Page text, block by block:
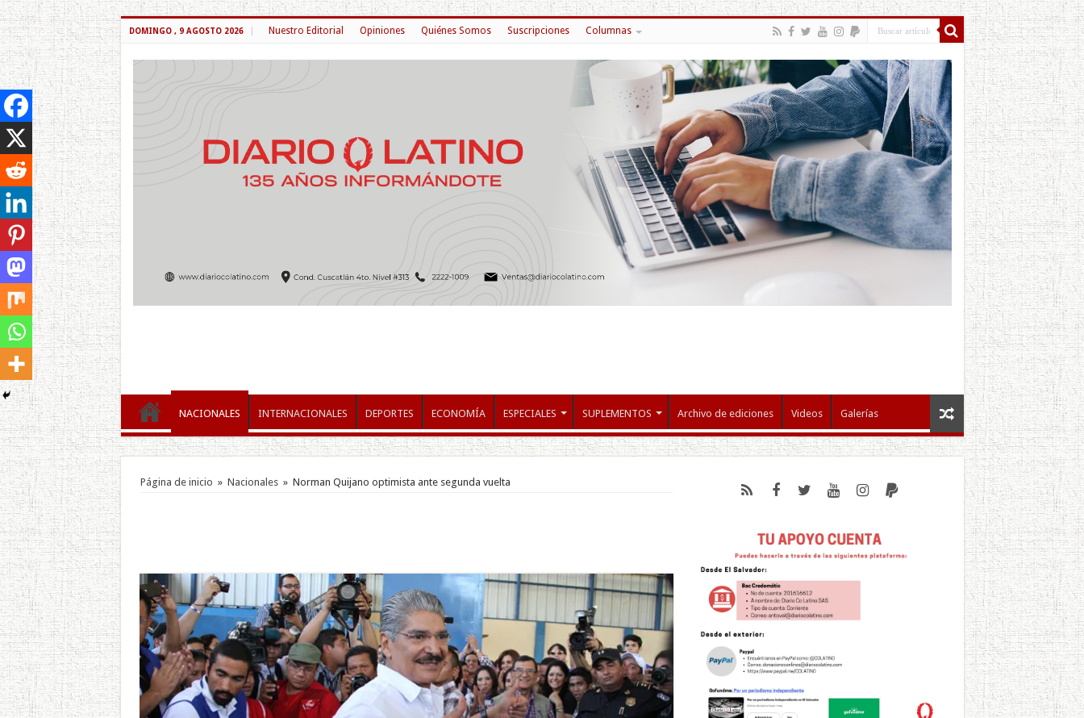
DOMINGO , 9 AGOSTO 2026 Nuestro Editorial Opiniones Quiénes Somos Suscripciones Columnas
NACIONALES INTERNACIONALES DEPORTES ECONOMÍA ESPECIALES SUPLEMENTOS Archivo de ediciones Videos Galerías
Página de inicio » Nacionales » Norman Quijano optimista ante segunda vuelta